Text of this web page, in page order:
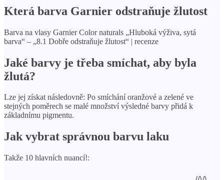
Která barva Garnier odstraňuje žlutost
Barva na vlasy Garnier Color naturals „Hluboká výživa, sytá
barva“ – „8.1 Dobře odstraňuje žlutost“ | recenze
Jaké barvy je třeba smíchat, aby byla
žlutá?
Lze jej získat následovně: Po smíchání oranžové a zelené ve
stejných poměrech se malé množství výsledné barvy přidá k
základnímu pigmentu.
Jak vybrat správnou barvu laku
Takže 10 hlavních nuancí!: